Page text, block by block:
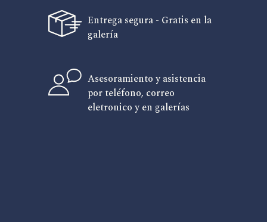
Entrega segura - Gratis en la
galería
Asesoramiento y asistencia
por teléfono, correo
eletronico y en galerías